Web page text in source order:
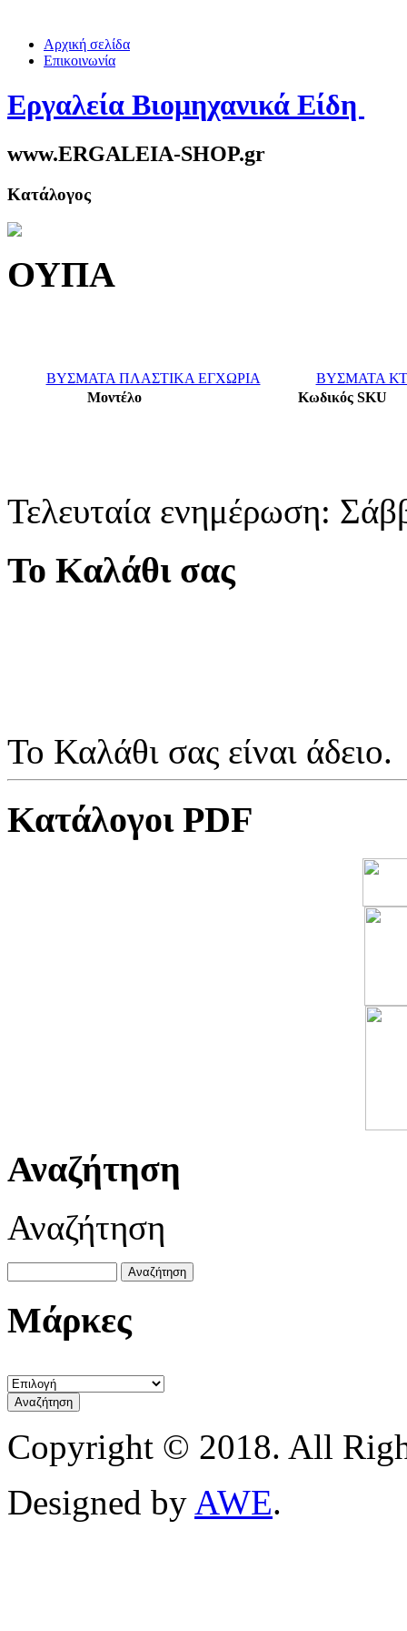
Αρχική σελίδα
Επικοινωνία
Εργαλεία Βιομηχανικά Είδη
www.ERGALEIA-SHOP.gr
Κατάλογος
ΟΥΠΑ
ΒΥΣΜΑΤΑ ΠΛΑΣΤΙΚΑ ΕΓΧΩΡΙΑ
ΒΥΣΜΑΤΑ
Μοντέλο
Κωδικός SKU
Τελευταία ενημέρωση:
Το Καλάθι σας
Το Καλάθι σας είναι άδειο.
Κατάλογοι PDF
Αναζήτηση
Αναζήτηση
Μάρκες
Copyright © 2018. All
Designed by AWE.